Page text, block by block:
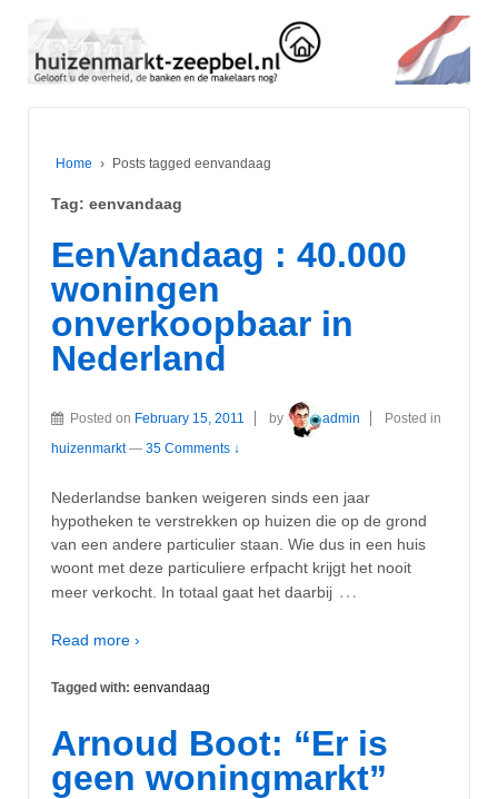
Home › Posts tagged eenvandaag
Tag: eenvandaag
EenVandaag : 40.000
woningen
onverkoopbaar in
Nederland
Posted on February 15, 2011 by admin
Posted in
huizenmarkt — 35 Comments ↓
Nederlandse banken weigeren sinds een jaar
hypotheken te verstrekken op huizen die op de grond
van een andere particulier staan. Wie dus in een huis
woont met deze particuliere erfpacht krijgt het nooit
meer verkocht. In totaal gaat het daarbij …
Read more ›
Tagged with: eenvandaag
Arnoud Boot: “Er is
geen woningmarkt”